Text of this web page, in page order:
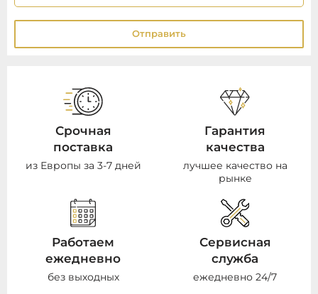
Отправить
Срочная
поставка
из Европы за 3-7 дней
Гарантия
качества
лучшее качество на
рынке
Работаем
ежедневно
без выходных
Сервисная
служба
ежедневно 24/7